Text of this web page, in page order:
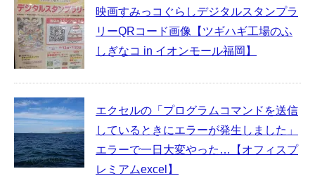
映画すみっコぐらしデジタルスタンプラ
リーQRコード画像【ツギハギ工場のふ
しぎなコ in イオンモール福岡】
エクセルの「プログラムコマンドを送信
しているときにエラーが発生しました」
エラーで一日大変やった…【オフィスプ
レミアムexcel】